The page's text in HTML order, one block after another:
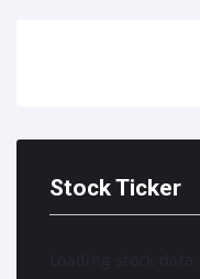
Stock Ticker
Loading stock data...